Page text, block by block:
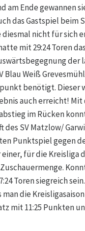
am Ende gewannen
das Gastspiel beim
nicht für sich
mit 29:24 Toren
der
Blau Weiß
benötigt. Dieser
auch erreicht! Mit
im Rücken
des SV Matzlow/
Punktspiel gegen
einer, für die Kreisliga
Toren siegreich
man die
mit 11:25 Punkten